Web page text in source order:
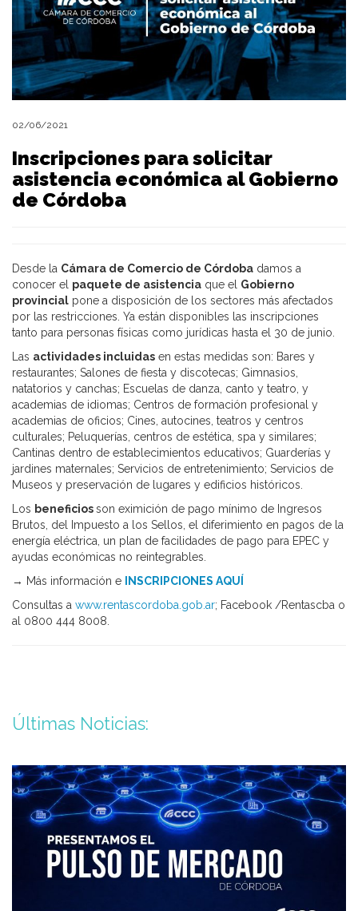
02/06/2021
Inscripciones para solicitar
asistencia económica al Gobierno
de Córdoba
Desde la Cámara de Comercio de Córdoba damos a
conocer el paquete de asistencia que el Gobierno
provincial pone a disposición de los sectores más afectados
por las restricciones. Ya están disponibles las inscripciones
tanto para personas físicas como jurídicas hasta el 30 de junio.
Las actividades incluidas en estas medidas son: Bares y
restaurantes; Salones de fiesta y discotecas; Gimnasios,
natatorios y canchas; Escuelas de danza, canto y teatro, y
academias de idiomas; Centros de formación profesional y
academias de oficios; Cines, autocines, teatros y centros
culturales; Peluquerías, centros de estética, spa y similares;
Cantinas dentro de establecimientos educativos; Guarderías y
jardines maternales; Servicios de entretenimiento; Servicios de
Museos y preservación de lugares y edificios históricos.
Los beneficiosson eximición de pago mínimo de Ingresos
Brutos, del Impuesto a los Sellos, el diferimiento en pagos de la
energía eléctrica, un plan de facilidades de pago para EPEC y
ayudas económicas no reintegrables.
→ Más información e
INSCRIPCIONES AQUÍ
Consultas a www.rentascordoba.gob.ar; Facebook /Rentascba o
al 0800 444 8008.
Últimas Noticias: